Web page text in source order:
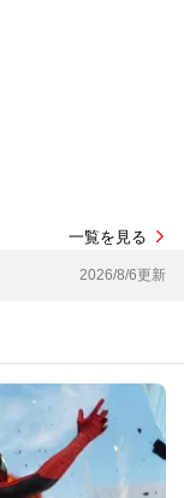
一覧を見る
2026/8/6更新